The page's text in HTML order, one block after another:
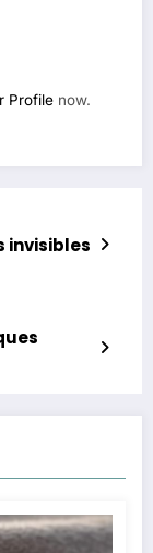
Profile now.
invisibles